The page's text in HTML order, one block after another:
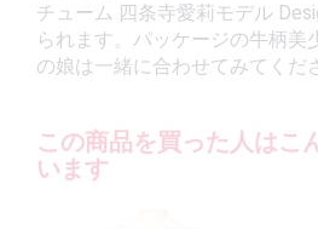
チューム 四条寺愛莉モデル
られます。パッケージの牛柄美
の娘は一緒に合わせてみてくだ
この商品を買った人はこ
います